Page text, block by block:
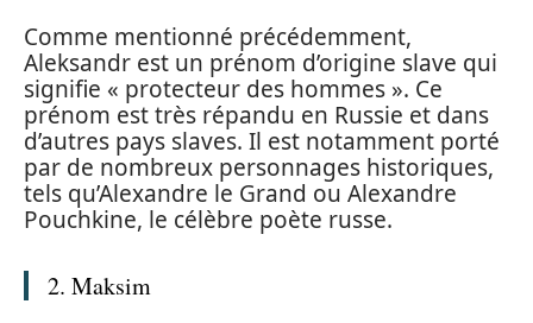
Comme mentionné précédemment,
Aleksandr est un prénom d’origine slave qui
signifie « protecteur des hommes ». Ce
prénom est très répandu en Russie et dans
d’autres pays slaves. Il est notamment porté
par de nombreux personnages historiques,
tels qu’Alexandre le Grand ou Alexandre
Pouchkine, le célèbre poète russe.
2. Maksim